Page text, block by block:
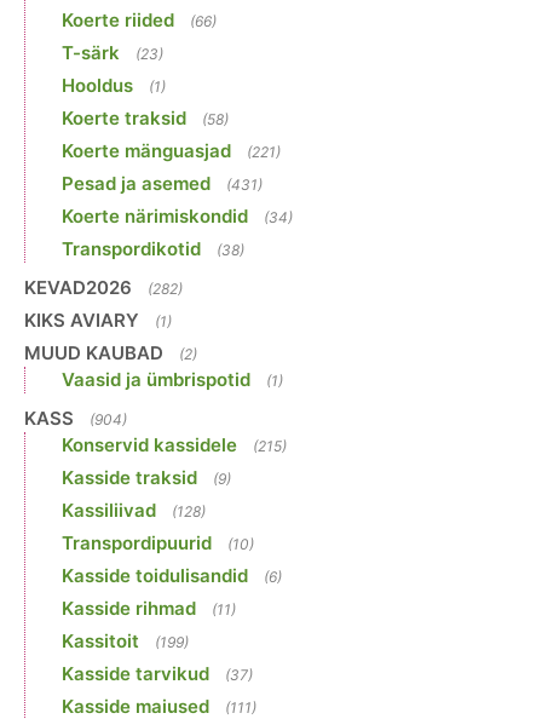
Koerte riided (66)
T-särk (23)
Hooldus (1)
Koerte traksid (58)
Koerte mänguasjad (221)
Pesad ja asemed (431)
Koerte närimiskondid (34)
Transpordikotid (38)
KEVAD2026 (282)
KIKS AVIARY (1)
MUUD KAUBAD (2)
Vaasid ja ümbrispotid (1)
KASS (904)
Konservid kassidele (215)
Kasside traksid (9)
Kassiliivad (128)
Transpordipuurid (10)
Kasside toidulisandid (6)
Kasside rihmad (11)
Kassitoit (199)
Kasside tarvikud (37)
Kasside maiused (111)